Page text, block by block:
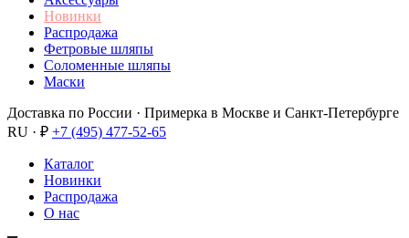
Новинки
Распродажа
Фетровые шляпы
Соломенные шляпы
Маски
Доставка по России · Примерка в Москве и Санкт-Петербурге
RU · ₽ +7 (495) 477-52-65
Каталог
Новинки
Распродажа
О нас